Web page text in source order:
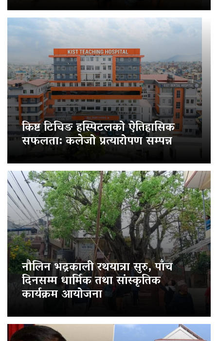
किष्ट टिचिङ हस्पिटलको ऐतिहासिक
सफलता: कलेजो प्रत्यारोपण सम्पन्न
नौलिन भद्रकाली रथयात्रा सुरु, पाँच
दिनसम्म धार्मिक तथा सांस्कृतिक
कार्यक्रम आयोजना